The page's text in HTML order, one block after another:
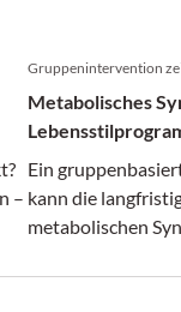
–
Gruppenintervention
Metabolisches
Remission
Ein
kann die
metabolischen